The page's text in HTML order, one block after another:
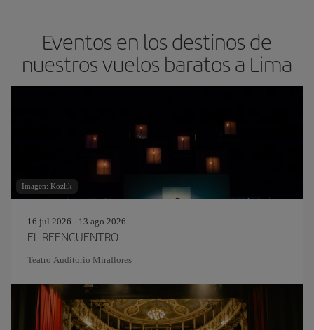
Eventos en los destinos de
nuestros vuelos baratos a Lima
Imagen: Kozlik
16 jul 2026 - 13 ago 2026
EL REENCUENTRO
Teatro Auditorio Miraflores